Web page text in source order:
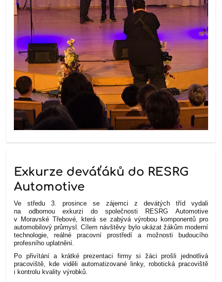
Exkurze deváťáků do RESRG
Automotive
Ve středu 3. prosince se zájemci z devátých tříd vydali
na odbornou exkurzi do společnosti RESRG Automotive
v Moravské Třebové, která se zabývá výrobou komponentů pro
automobilový průmysl. Cílem návštěvy bylo ukázat žákům moderní
technologie, reálné pracovní prostředí a možnosti budoucího
profesního uplatnění.
Po přivítání a krátké prezentaci firmy si žáci prošli jednotlivá
pracoviště, kde viděli automatizované linky, robotická pracoviště
i kontrolu kvality výrobků.